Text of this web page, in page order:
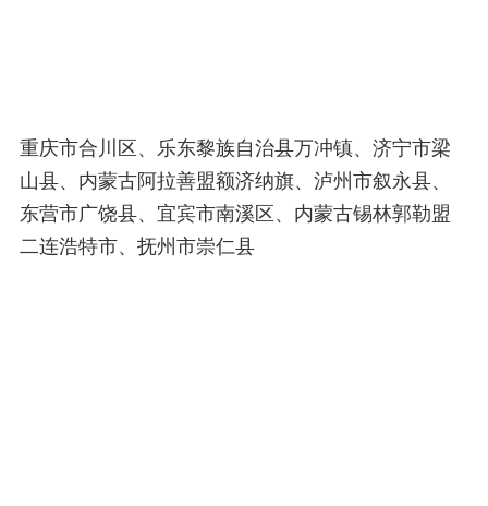
重庆市合川区、乐东黎族自治县万冲镇、济宁市梁
山县、内蒙古阿拉善盟额济纳旗、泸州市叙永县、
东营市广饶县、宜宾市南溪区、内蒙古锡林郭勒盟
二连浩特市、抚州市崇仁县